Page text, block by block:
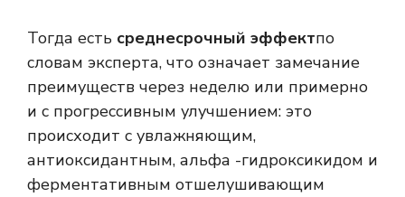
Тогда есть среднесрочный эффектпо
словам эксперта, что означает замечание
преимуществ через неделю или примерно
и с прогрессивным улучшением: это
происходит с увлажняющим,
антиоксидантным, альфа -гидроксикидом и
ферментативным отшелушивающим